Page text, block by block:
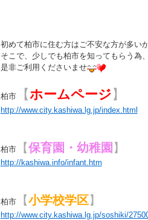
初めて柏市に住む方はご不安な方が多い
そこで、少しでも柏市を知ってもらう為
是非ご利用くださいませ
柏市【ホームページ 】
http://www.city.kashiwa.lg.jp/index.html
柏市【保育園・幼稚園 】
http://kashiwa.info/infant.htm
柏市【小学校学区】
http://www.city.kashiwa.lg.jp/soshiki/